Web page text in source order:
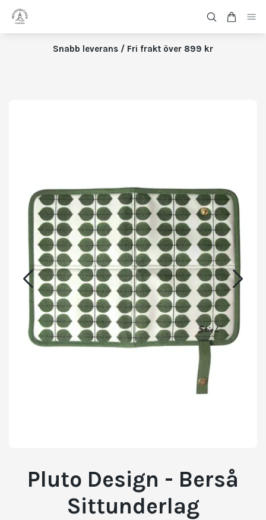
Snabb leverans / Fri frakt över 899 kr
Pluto Design - Berså
Sittunderlag